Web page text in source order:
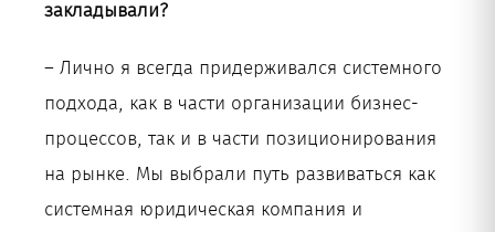
закладывали?
– Лично я всегда придерживался системного
подхода, как в части организации бизнес-
процессов, так и в части позиционирования
на рынке. Мы выбрали путь развиваться как
системная юридическая компания и